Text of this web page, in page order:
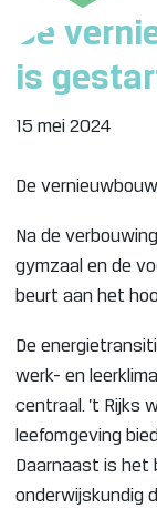
De
is
15 mei 2024
De
Na de
gymzaal en de
beurt aan het
De
werk- en
centraal. ’t Rijks
leefomgeving
Daarnaast is het
onderwijskundig